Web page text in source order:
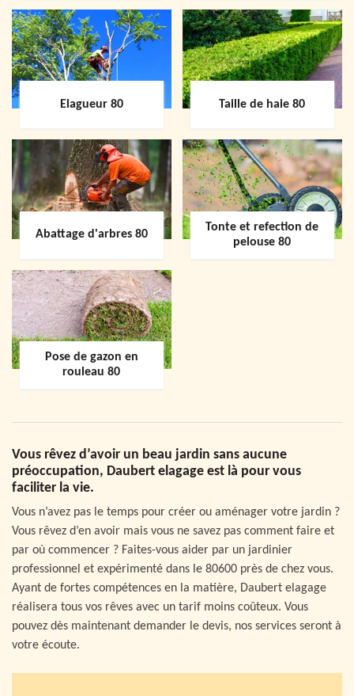
Elagueur 80 Taille de haie 80
Abattage d'arbres 80
Tonte et refection de
pelouse 80
Pose de gazon en
rouleau 80
Vous rêvez d’avoir un beau jardin sans aucune
préoccupation, Daubert elagage est là pour vous
faciliter la vie.
Vous n’avez pas le temps pour créer ou aménager votre jardin ?
Vous rêvez d’en avoir mais vous ne savez pas comment faire et
par où commencer ? Faites-vous aider par un jardinier
professionnel et expérimenté dans le 80600 près de chez vous.
Ayant de fortes compétences en la matière, Daubert elagage
réalisera tous vos rêves avec un tarif moins coûteux. Vous
pouvez dès maintenant demander le devis, nos services seront à
votre écoute.